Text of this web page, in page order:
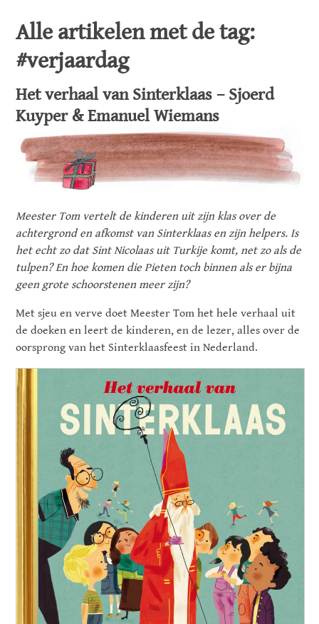
Alle artikelen met de tag:
#verjaardag
Het verhaal van Sinterklaas – Sjoerd
Kuyper & Emanuel Wiemans
Meester Tom vertelt de kinderen uit zijn klas over de
achtergrond en afkomst van Sinterklaas en zijn helpers. Is
het echt zo dat Sint Nicolaas uit Turkije komt, net zo als de
tulpen? En hoe komen die Pieten toch binnen als er bijna
geen grote schoorstenen meer zijn?
Met sjeu en verve doet Meester Tom het hele verhaal uit
de doeken en leert de kinderen, en de lezer, alles over de
oorsprong van het Sinterklaasfeest in Nederland.